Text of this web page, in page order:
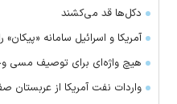
دکل‌ها قد می‌کشند
آمریکا و اسرائیل سامانه «پیکان»
هیچ واژه‌ای برای توصیف مسی
واردات نفت آمریکا از عربستان